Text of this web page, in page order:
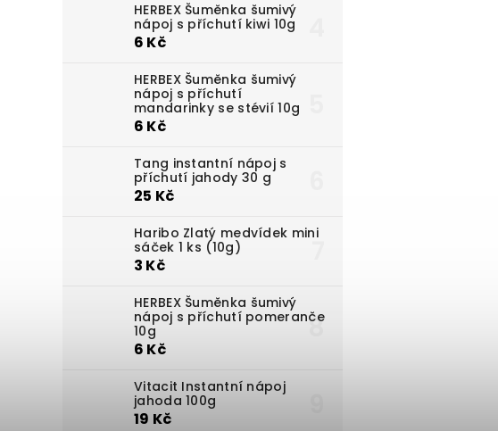
HERBEX Šuměnka šumivý
nápoj s příchutí kiwi 10g
6 Kč
HERBEX Šuměnka šumivý
nápoj s příchutí
mandarinky se stévií 10g
6 Kč
Tang instantní nápoj s
příchutí jahody 30 g
25 Kč
Haribo Zlatý medvídek mini
sáček 1 ks (10g)
3 Kč
HERBEX Šuměnka šumivý
nápoj s příchutí pomeranče
10g
6 Kč
Vitacit Instantní nápoj
jahoda 100g
19 Kč